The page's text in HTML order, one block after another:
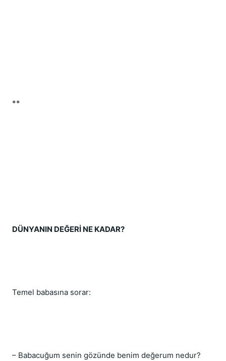
**
DÜNYANIN DEĞERİ NE KADAR?
Temel babasına sorar:
– Babacuğum senin gözünde benim değerum nedur?